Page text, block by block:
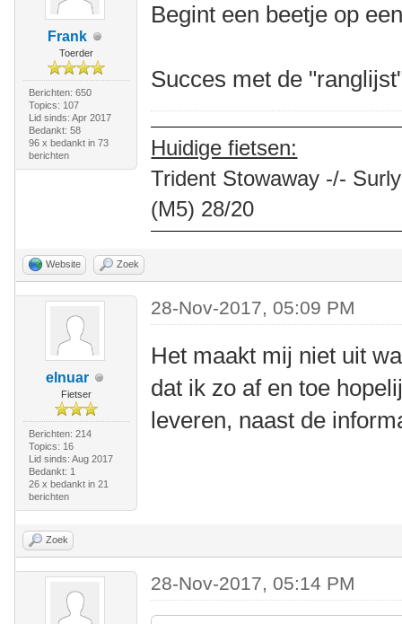
Frank
Toerder
Berichten: 650
Topics: 107
Lid sinds: Apr 2017
Bedankt: 58
96 x bedankt in 73
berichten
Begint een beetje op
Succes met de
Huidige fietsen:
Trident Stowaway -/-
(M5) 28/20
Website Zoek
elnuar
Fietser
Berichten: 214
Topics: 16
Lid sinds: Aug 2017
Bedankt: 1
26 x bedankt in 21
berichten
28-Nov-2017, 05:09 PM
Het maakt mij niet uit
dat ik zo af en toe
leveren, naast de
Zoek
28-Nov-2017, 05:14 PM